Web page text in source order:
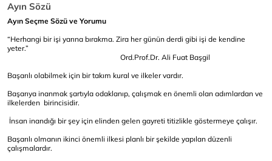
Ayın Sözü
Ayın Seçme Sözü ve Yorumu
“Herhangi bir işi yarına bırakma. Zira her günün derdi gibi işi de kendine
yeter.”
Ord.Prof.Dr. Ali Fuat Başgil
Başarılı olabilmek için bir takım kural ve ilkeler vardır.
Başarıya inanmak şartıyla odaklanıp, çalışmak en önemli olan adımlardan ve
ilkelerden birincisidir.
İnsan inandığı bir şey için elinden gelen gayreti titizlikle göstermeye çalışır.
Başarılı olmanın ikinci önemli ilkesi planlı bir şekilde yapılan düzenli
çalışmalardır.